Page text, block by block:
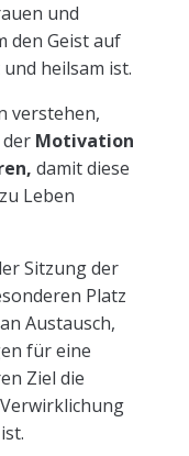
und
den Geist auf
heilsam ist.
verstehen,
Motivation
damit diese
Leben
Sitzung der
Platz
Austausch,
für eine
Ziel die